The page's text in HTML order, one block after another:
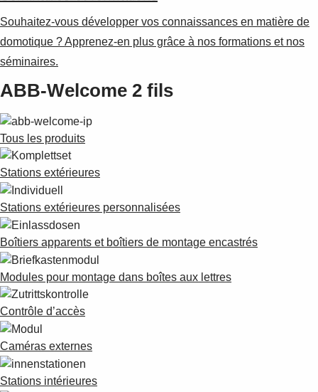
Souhaitez-vous développer vos connaissances en matière de
domotique ? Apprenez-en plus grâce à nos formations et nos
séminaires.
ABB-Welcome 2 fils
Tous les produits
Stations extérieures
Stations extérieures personnalisées
Boîtiers apparents et boîtiers de montage encastrés
Modules pour montage dans boîtes aux lettres
Contrôle d’accès
Caméras externes
Stations intérieures